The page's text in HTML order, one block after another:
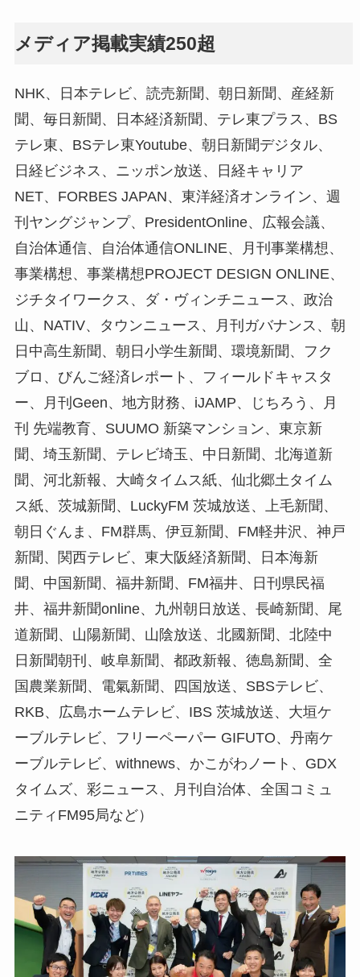
メディア掲載実績250超
NHK、日本テレビ、読売新聞、朝日新聞、産経新
聞、毎日新聞、日本経済新聞、テレ東プラス、BS
テレ東、BSテレ東Youtube、朝日新聞デジタル、
日経ビジネス、ニッポン放送、日経キャリア
NET、FORBES JAPAN、東洋経済オンライン、週
刊ヤングジャンプ、PresidentOnline、広報会議、
自治体通信、自治体通信ONLINE、月刊事業構想、
事業構想、事業構想PROJECT DESIGN ONLINE、
ジチタイワークス、ダ・ヴィンチニュース、政治
山、NATIV、タウンニュース、月刊ガバナンス、朝
日中高生新聞、朝日小学生新聞、環境新聞、フク
ブロ、びんご経済レポート、フィールドキャスタ
ー、月刊Geen、地方財務、iJAMP、じちろう、月
刊 先端教育、SUUMO 新築マンション、東京新
聞、埼玉新聞、テレビ埼玉、中日新聞、北海道新
聞、河北新報、大崎タイムス紙、仙北郷土タイム
ス紙、茨城新聞、LuckyFM 茨城放送、上毛新聞、
朝日ぐんま、FM群馬、伊豆新聞、FM軽井沢、神戸
新聞、関西テレビ、東大阪経済新聞、日本海新
聞、中国新聞、福井新聞、FM福井、日刊県民福
井、福井新聞online、九州朝日放送、長崎新聞、尾
道新聞、山陽新聞、山陰放送、北國新聞、北陸中
日新聞朝刊、岐阜新聞、都政新報、徳島新聞、全
国農業新聞、電氣新聞、四国放送、SBSテレビ、
RKB、広島ホームテレビ、IBS 茨城放送、大垣ケ
ーブルテレビ、フリーペーパー GIFUTO、丹南ケ
ーブルテレビ、withnews、かこがわノート、GDX
タイムズ、彩ニュース、月刊自治体、全国コミュ
ニティFM95局など）